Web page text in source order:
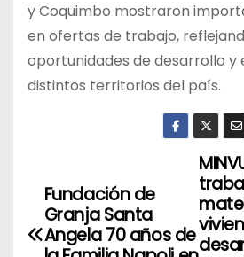
y Coquimbo mostraron
en ofertas de trabajo,
oportunidades de desarrollo y
distintos territorios del país.
v
Fundación de
Granja Santa
Angela 70 años de